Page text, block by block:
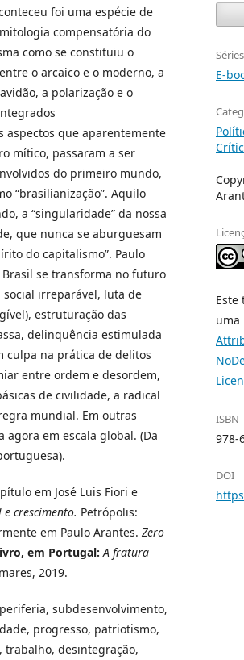
foi uma espécie de
compensatória do
como se constituiu o
o arcaico e o moderno, a
a polarização e o
aspectos que aparentemente
mítico, passaram a ser
do primeiro mundo,
“brasilianização”. Aquilo
a “singularidade” da nossa
que nunca se aburguesam
do capitalismo”. Paulo
se transforma no futuro
social irreparável, luta de
estruturação das
delinquência estimulada
culpa na prática de delitos
entre ordem e desordem,
de civilidade, a radical
mundial. Em outras
agora em escala global. (Da
em José Luis Fiori e
crescimento. Petrópolis:
em Paulo Arantes. Zero
em Portugal: A fratura
2019.
subdesenvolvimento,
progresso, patriotismo,
trabalho, desintegração,
Séries
E-
Este
uma
ISBN
978-
DOI